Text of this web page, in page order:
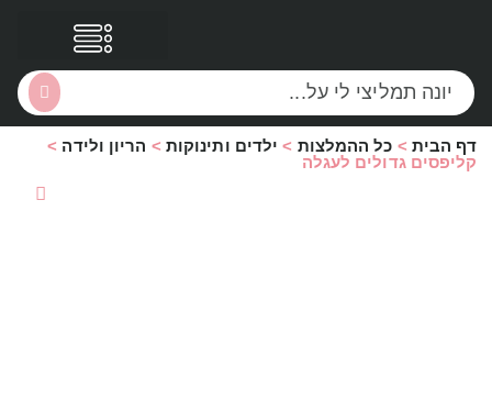
דף הבית > כל ההמלצות > ילדים ותינוקות > הריון ולידה >
קליפסים גדולים לעגלה